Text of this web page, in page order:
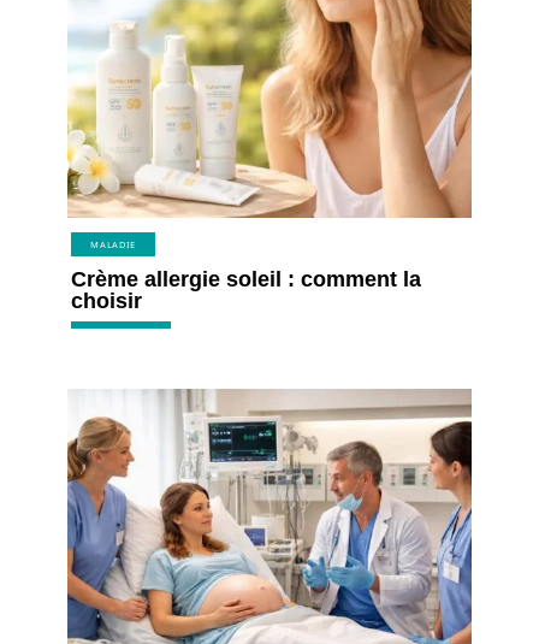
MALADIE
Crème allergie soleil : comment la
choisir